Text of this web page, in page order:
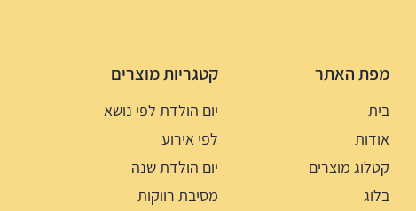
מפת האתר
בית
אודות
קטלוג מוצרים
בלוג
קטגריות מוצרים
יום הולדת לפי נושא
לפי אירוע
יום הולדת שנה
מסיבת רווקות